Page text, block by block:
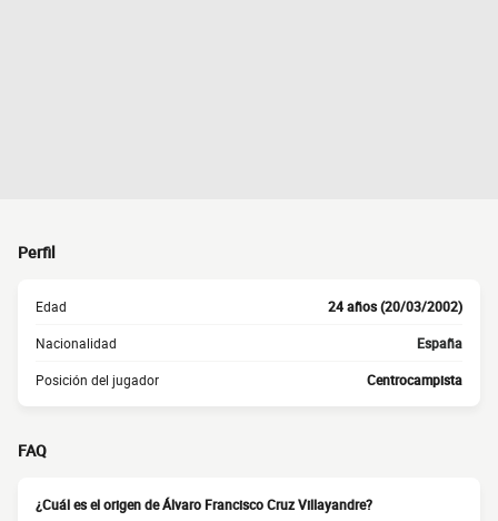
Perfil
Edad 24 años (20/03/2002)
Nacionalidad España
Posición del jugador Centrocampista
FAQ
¿Cuál es el origen de Álvaro Francisco Cruz Villayandre?